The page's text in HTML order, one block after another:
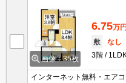
画像：35枚
6.75万円
敷
なし
3階
1LDK
インターネット無料・エア